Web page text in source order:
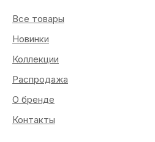
Все товары
Новинки
О бренде
Контакты
Коллекции
Распродажа